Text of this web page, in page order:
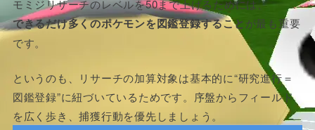
モミジリサーチのレベルを50まで上げるためには、
できるだけ多くのポケモンを図鑑登録すること が最も重要
です。
というのも、リサーチの加算対象は基本的に“研究進行＝
図鑑登録”に紐づいているためです。序盤からフィールド
を広く歩き、捕獲行動を優先しましょう。